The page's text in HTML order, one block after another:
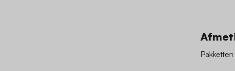
Pakketten